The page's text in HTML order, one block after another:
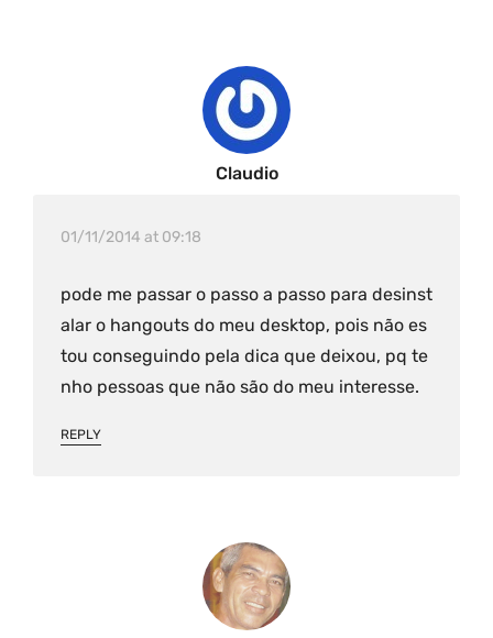
Claudio
01/11/2014 at 09:18
pode me passar o passo a passo para desinst
alar o hangouts do meu desktop, pois não es
tou conseguindo pela dica que deixou, pq te
nho pessoas que não são do meu interesse.
REPLY